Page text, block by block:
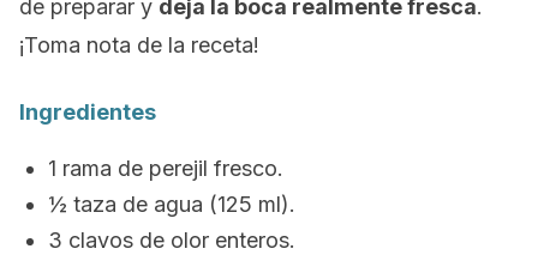
de preparar y deja la boca realmente fresca.
¡Toma nota de la receta!
Ingredientes
1 rama de perejil fresco.
½ taza de agua (125 ml).
3 clavos de olor enteros.